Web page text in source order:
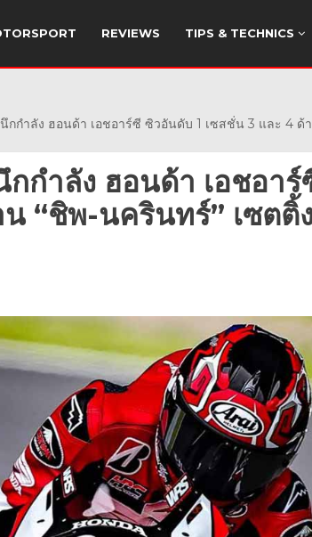
REVIEWS TIPS & TECHNICS
กกำลัง ฮอนด้า เอชอาร์ซี ซิวอันดับ 1 เซสชั่น 3 และ 4
กกำลัง ฮอนด้า เอชอา
“ชิพ-นครินทร์” เซตติ้